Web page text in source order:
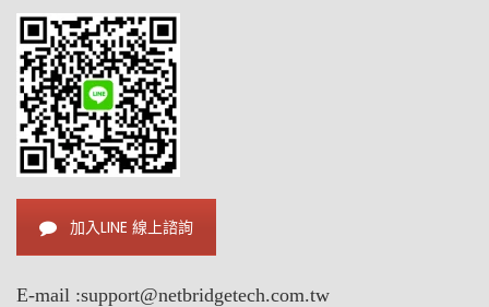
加入LINE 線上諮詢
E-mail :support@netbridgetech.com.tw